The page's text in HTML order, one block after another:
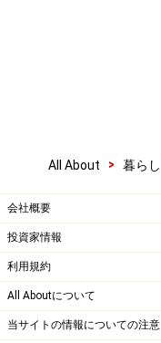
All About > 暮らし
会社概要
投資家情報
利用規約
All Aboutについて
当サイトの情報についての注意